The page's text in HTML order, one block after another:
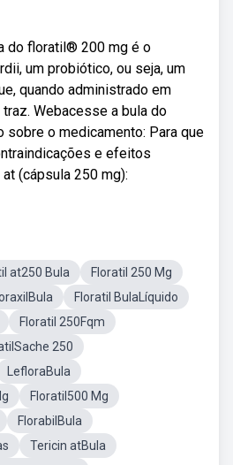
do floratil® 200 mg é o
um probiótico, ou seja, um
quando administrado em
Webacesse a bula do
sobre o medicamento: Para que
e efeitos
(cápsula 250 mg):
at250 Bula
Floratil 250 Mg
Floratil BulaLíquido
Floratil 250Fqm
250
LefloraBula
Floratil500 Mg
FlorabilBula
Tericin atBula